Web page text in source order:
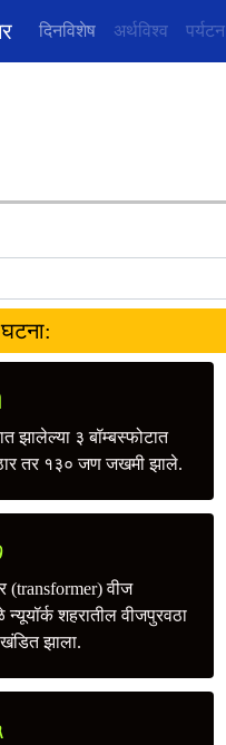
दिनविशेष(current)
अर्थविश्व पर्यटन
घटना:
झालेल्या ३ बॉम्बस्फोटात
तर १३० जण जखमी झाले.
(transformer) वीज
न्यूयॉर्क शहरातील वीजपुरवठा
खंडित झाला.